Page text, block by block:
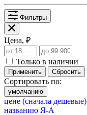
Фильтры
Цена, ₽
Только в наличии
Применить Сбросить
Сортировать по:
умолчанию
цене (сначала дешевые)
названию Я-А